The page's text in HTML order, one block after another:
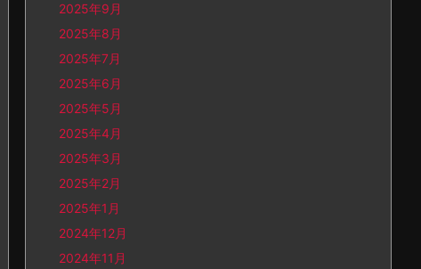
2025年9月
2025年8月
2025年7月
2025年6月
2025年5月
2025年4月
2025年3月
2025年2月
2025年1月
2024年12月
2024年11月